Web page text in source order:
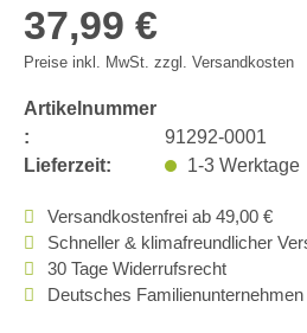
37,99 €
Preise inkl. MwSt. zzgl. Versandkosten
Artikelnummer
:
91292-0001
Lieferzeit:
1-3 Werktage
Versandkostenfrei ab 49,00 €
Schneller & klimafreundlicher
30 Tage Widerrufsrecht
Deutsches